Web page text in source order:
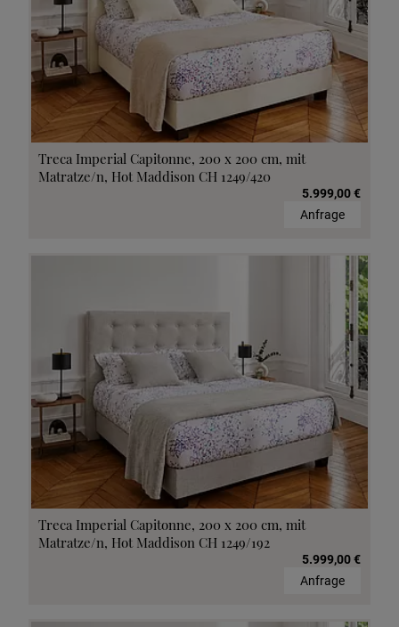
Treca Imperial Capitonne, 200 x 200 cm, mit
Matratze/n, Hot Maddison CH 1249/420
5.999,00 €
Anfrage
Treca Imperial Capitonne, 200 x 200 cm, mit
Matratze/n, Hot Maddison CH 1249/192
5.999,00 €
Anfrage